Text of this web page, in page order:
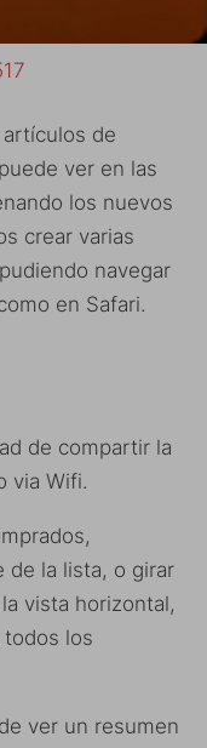
de
ver en las
los nuevos
crear varias
navegar
en Safari.
de compartir la
via Wifi.
de la lista, o girar
vista horizontal,
los
ver un resumen